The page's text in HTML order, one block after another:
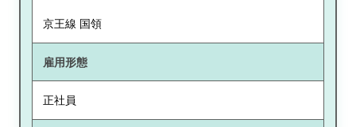
京王線 国領
雇用形態
正社員